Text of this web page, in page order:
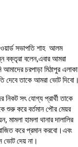
সভাপতি শাহ আলম
বক্তৃরা বলেন,এবার আমরা
চরপাড়া মিঠাপুর এলাকা
দেবে তাকে আমরা ভোট
নিকট সৎ যোগ্য প্রার্থী তাকে
শুরু করে বর্তমান পৌর মেয়র
মামলা হামলা থানার দালালির
করে প্রমান করবো।এবং
ভোট দেয় না।